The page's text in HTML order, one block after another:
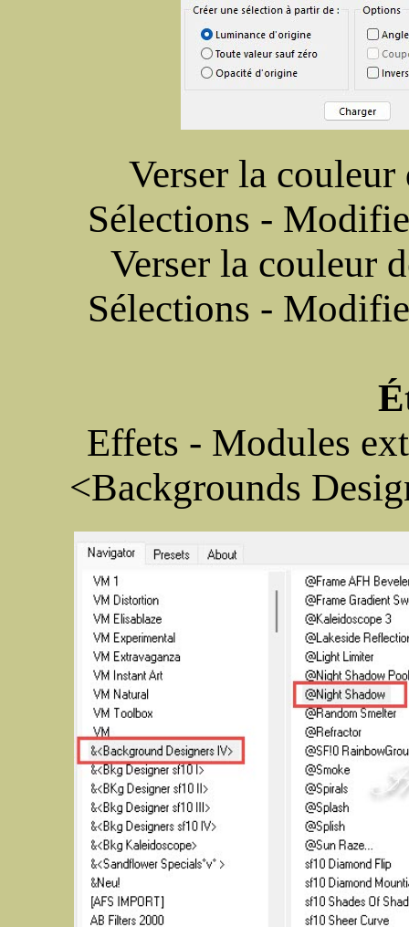
Verser la
Sélections -
Verser la couleur
Sélections -
Effets - Modules
<Backgrounds